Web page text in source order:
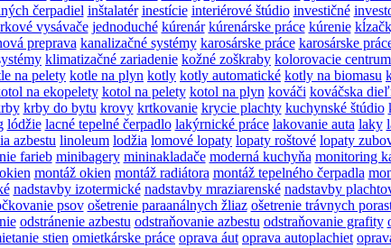
čerpadiel inštalatér inestície interiérové štúdio investičné
vysávače jednoduché kúrenár kúrenárske práce kúrenie
preprava kanalizačné systémy karosárske práce karosárske
klimatizačné zariadenie kožné zoškraby kolorovacie centrum
na pelety kotle na plyn kotly kotly automatické kotly na biomasu
na ekopelety kotol na pelety kotol na plyn kováči kováčska
krby do bytu krovy krtkovanie krycie plachty kuchynské štúdio
lódžie lacné tepelné čerpadlo lakýrnické práce lakovanie auta laky
azbestu linoleum lodžia lomové lopaty lopaty roštové lopaty
farieb minibagery mininakladače moderná kuchyňa monitoring
montáž okien montáž radiátora montáž tepelného čerpadla
nadstavby izotermické nadstavby mraziarenské nadstavby
psov ošetrenie paraanálnych žliaz ošetrenie trávnych
odstránenie azbestu odstraňovanie azbestu odstraňovanie grafity
stien omietkárske práce oprava áut oprava autoplachiet